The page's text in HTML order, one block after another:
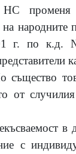
променя
народните
г. по к.д.
същество
от
в
с